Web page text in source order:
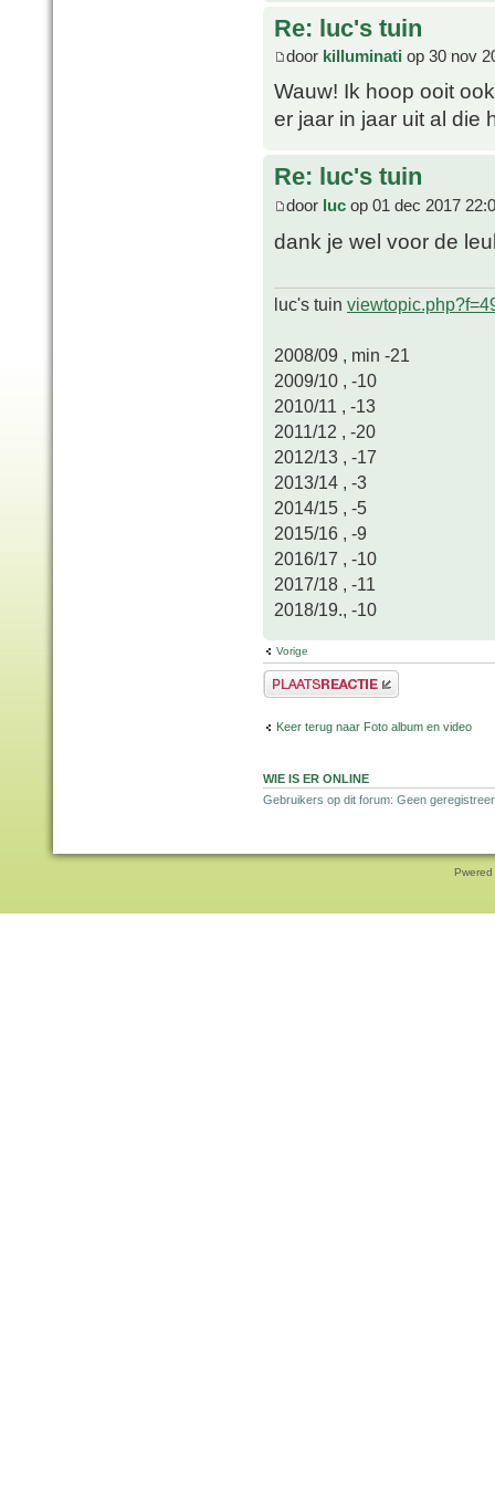
Re: luc's tuin
door killuminati op 30 nov
Wauw! Ik hoop ooit
er jaar in jaar uit al die
Re: luc's tuin
door luc op 01 dec 2017
dank je wel voor de
luc's tuin
2008/09 , min -21
2009/10 , -10
2010/11 , -13
2011/12 , -20
2012/13 , -17
2013/14 , -3
2014/15 , -5
2015/16 , -9
2016/17 , -10
2017/18 , -11
2018/19., -10
Vorige
Plaats een reactie
Keer terug naar Foto album en video
WIE IS ER ONLINE
Gebruikers op dit forum: Geen